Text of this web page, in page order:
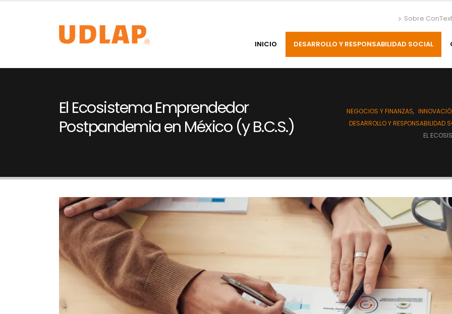
Sobre
INICIO DESARROLLO Y RESPONSABILIDAD SOCIAL
El Ecosistema Emprendedor
Postpandemia en México (y B.C.S.)
NEGOCIOS Y FINANZAS,
DESARROLLO Y RESPONSABILIDAD
EL